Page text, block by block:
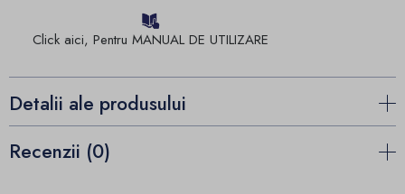
Click aici, Pentru MANUAL DE UTILIZARE
Detalii ale produsului
Recenzii (0)